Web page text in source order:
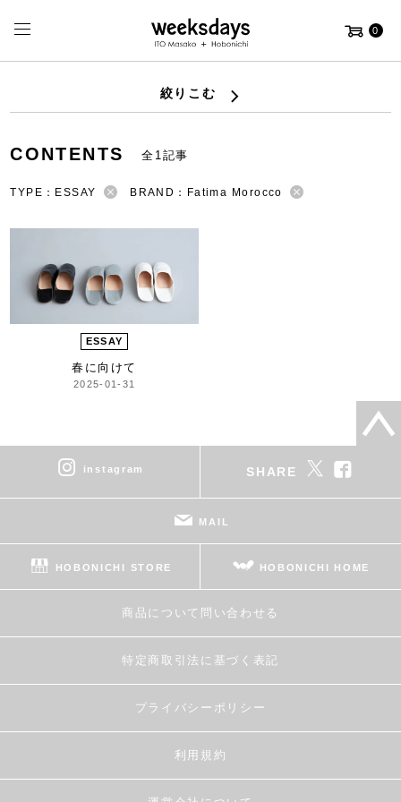
0
絞りこむ
CONTENTS 全1記事
TYPE：ESSAY BRAND：Fatima Morocco
ESSAY
春に向けて
2025-01-31
instagram SHARE
MAIL
HOBONICHI STORE HOBONICHI HOME
商品について問い合わせる
特定商取引法に基づく表記
プライバシーポリシー
利用規約